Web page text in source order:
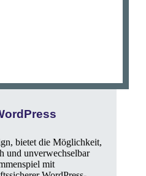
bietet die Möglichkeit,
und unverwechselbar
mit